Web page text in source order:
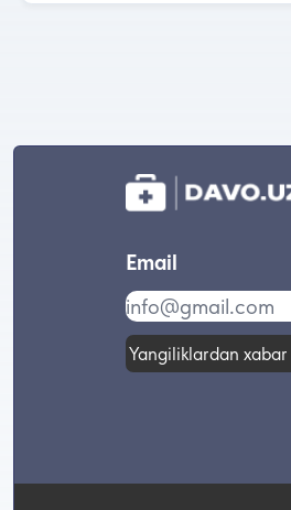
Email
Yangiliklardan